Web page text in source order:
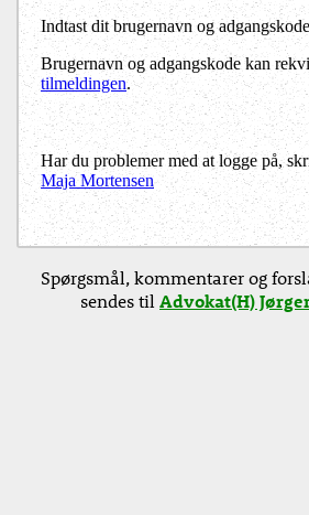
Indtast dit brugernavn og
Brugernavn og adgangskode kan
tilmeldingen.
Har du problemer med at logge på,
Maja Mortensen
Spørgsmål, kommentarer og
sendes tilAdvokat(H)